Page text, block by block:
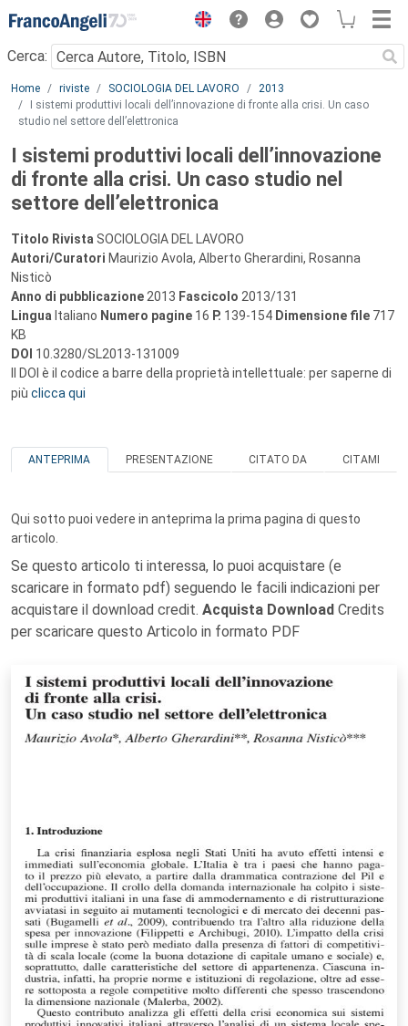
Menu
Cerca:
Main content
Home riviste SOCIOLOGIA DEL LAVORO
2013
I sistemi produttivi locali dell’innovazione di fronte alla crisi. Un caso
studio nel settore dell’elettronica
I sistemi produttivi locali dell’innovazione
di fronte alla crisi. Un caso studio nel
settore dell’elettronica
Titolo Rivista SOCIOLOGIA DEL LAVORO
Autori/Curatori Maurizio Avola, Alberto Gherardini, Rosanna
Nisticò
Anno di pubblicazione 2013 Fascicolo 2013/131
Lingua Italiano Numero pagine 16 P. 139-154 Dimensione file 717
KB
DOI 10.3280/SL2013-131009
Il DOI è il codice a barre della proprietà intellettuale: per saperne di
più clicca qui
ANTEPRIMA PRESENTAZIONE CITATO DA CITAMI
Qui sotto puoi vedere in anteprima la prima pagina di questo
articolo.
Se questo articolo ti interessa, lo puoi acquistare (e
scaricare in formato pdf) seguendo le facili indicazioni per
acquistare il download credit. Acquista Download Credits
per scaricare questo Articolo in formato PDF